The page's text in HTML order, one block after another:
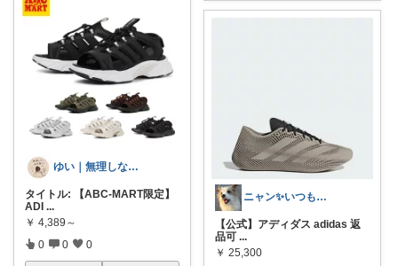
ゆい｜無理しない在宅暮らし
タイトル: 【ABC-MART限定】
ADI ...
￥ 4,389～
0 0 0
ニャン✨いつも感謝です๓´͈ ˘ `͈๓
【公式】アディダス adidas 返
品可 ...
￥ 25,300